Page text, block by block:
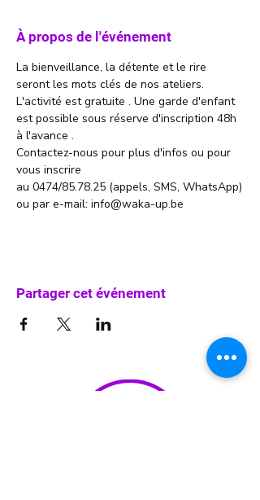
À propos de l'événement
La bienveillance, la détente et le rire
seront les mots clés de nos ateliers.
L'activité est gratuite . Une garde d'enfant
est possible sous réserve d'inscription 48h
à l'avance .
Contactez-nous pour plus d'infos ou pour
vous inscrire
au 0474/85.78.25 (appels, SMS, WhatsApp)
ou par e-mail: info@waka-up.be
Partager cet événement